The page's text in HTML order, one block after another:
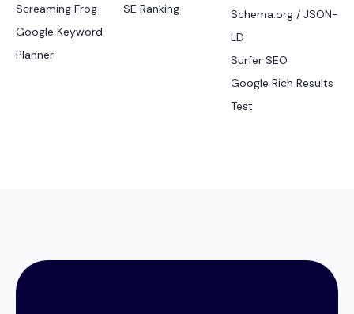
Screaming Frog
Google Keyword
Planner
SE Ranking
Schema.org / JSON-
LD
Surfer SEO
Google Rich Results
Test